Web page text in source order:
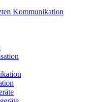
Kommunikation